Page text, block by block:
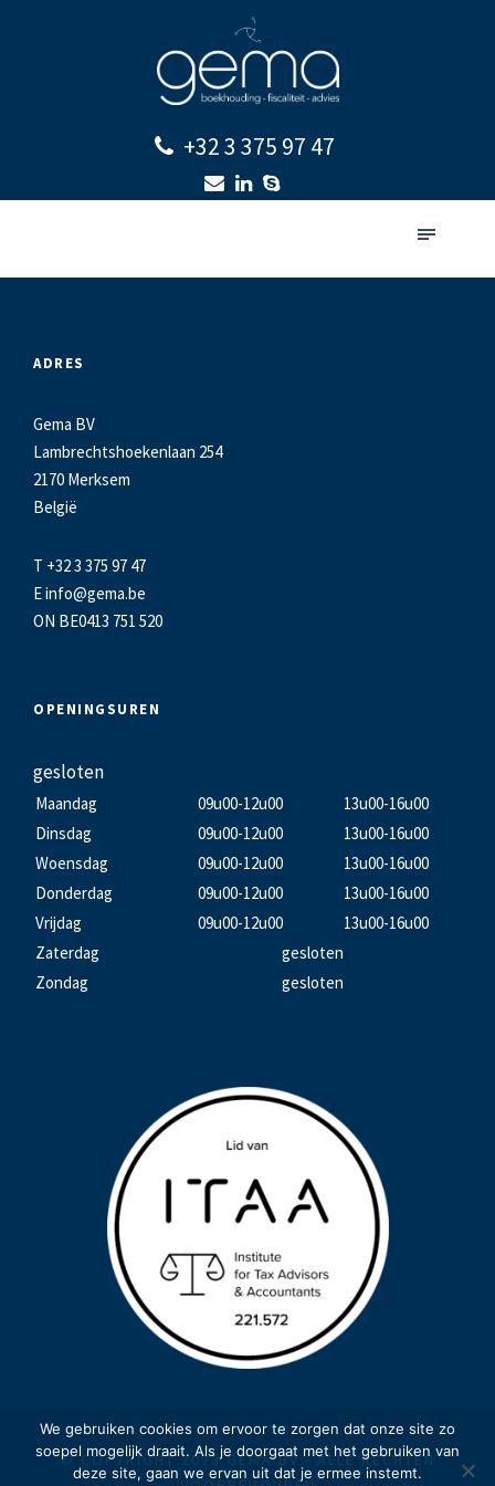
+32 3 375 97 47
ADRES
Gema BV
Lambrechtshoekenlaan 254
2170 Merksem
België
T +32 3 375 97 47
Einfo@gema.be
ON BE0413 751 520
OPENINGSUREN
gesloten
Maandag 09u00-12u00
13u00-16u00
Dinsdag
09u00-12u00
13u00-16u00
Woensdag
09u00-12u00
13u00-16u00
Donderdag
09u00-12u00
13u00-16u00
Vrijdag
09u00-12u00
13u00-16u00
Zaterdag
gesloten
Zondag
gesloten
© COPYRIGHT 2023 GEMA BV - ALLE RECHTEN
We gebruiken cookies om ervoor te zorgen dat onze site zo
soepel mogelijk draait. Als je doorgaat met het gebruiken van
deze site, gaan we ervan uit dat je ermee instemt.